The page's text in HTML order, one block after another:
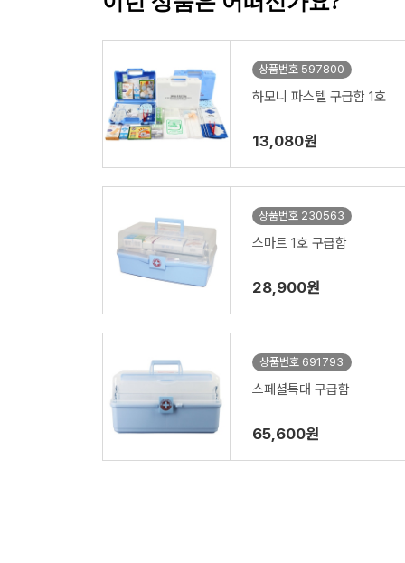
상품번호 597800
하모니 파스텔 구급함 1호
13,080원
상품번호 230563
스마트 1호 구급함
28,900원
상품번호 691793
스페셜특대 구급함
65,600원